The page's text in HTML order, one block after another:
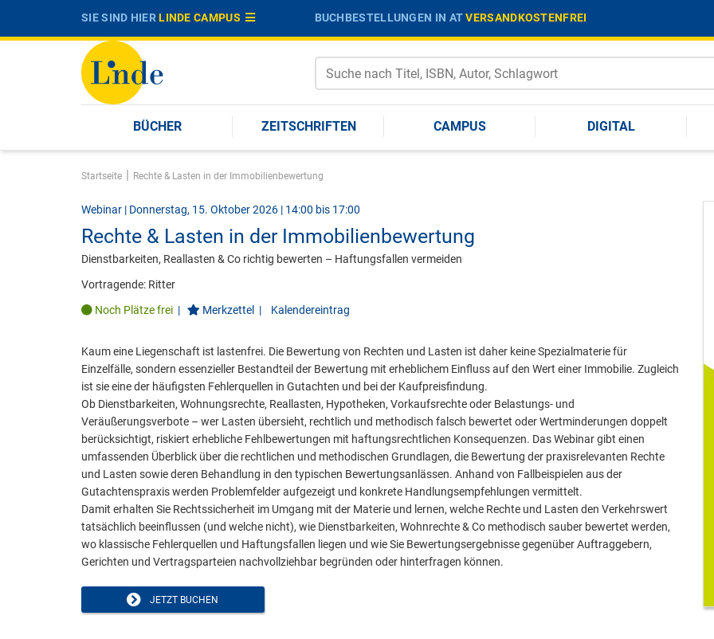
SIE SIND HIERLINDE CAMPUS BUCHBESTELLUNGEN IN ATVERSANDKOSTENFREI
BÜCHER ZEITSCHRIFTEN CAMPUS DIGITAL
Startseite | Rechte & Lasten in der Immobilienbewertung
Webinar | Donnerstag, 15. Oktober 2026 | 14:00 bis 17:00
Rechte & Lasten in der Immobilienbewertung
Dienstbarkeiten, Reallasten & Co richtig bewerten – Haftungsfallen vermeiden
Vortragende: Ritter
Noch Plätze frei | Merkzettel | Kalendereintrag
Kaum eine Liegenschaft ist lastenfrei. Die Bewertung von Rechten und Lasten ist daher keine Spezialmaterie für
Einzelfälle, sondern essenzieller Bestandteil der Bewertung mit erheblichem Einfluss auf den Wert einer Immobilie. Zugleich
ist sie eine der häufigsten Fehlerquellen in Gutachten und bei der Kaufpreisfindung.
Ob Dienstbarkeiten, Wohnungsrechte, Reallasten, Hypotheken, Vorkaufsrechte oder Belastungs- und
Veräußerungsverbote – wer Lasten übersieht, rechtlich und methodisch falsch bewertet oder Wertminderungen doppelt
berücksichtigt, riskiert erhebliche Fehlbewertungen mit haftungsrechtlichen Konsequenzen. Das Webinar gibt einen
umfassenden Überblick über die rechtlichen und methodischen Grundlagen, die Bewertung der praxisrelevanten Rechte
und Lasten sowie deren Behandlung in den typischen Bewertungsanlässen. Anhand von Fallbeispielen aus der
Gutachtenspraxis werden Problemfelder aufgezeigt und konkrete Handlungsempfehlungen vermittelt.
Damit erhalten Sie Rechtssicherheit im Umgang mit der Materie und lernen, welche Rechte und Lasten den Verkehrswert
tatsächlich beeinflussen (und welche nicht), wie Dienstbarkeiten, Wohnrechte & Co methodisch sauber bewertet werden,
wo klassische Fehlerquellen und Haftungsfallen liegen und wie Sie Bewertungsergebnisse gegenüber Auftraggebern,
Gerichten und Vertragsparteien nachvollziehbar begründen oder hinterfragen können.
JETZT BUCHEN